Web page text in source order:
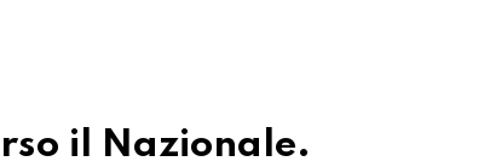
il Nazionale.